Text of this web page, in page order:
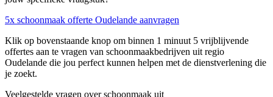
5x schoonmaak offerte Oudelande aanvragen
Klik op bovenstaande knop om binnen 1 minuut 5 vrijblijvende
offertes aan te vragen van schoonmaakbedrijven uit regio
Oudelande die jou perfect kunnen helpen met de dienstverlening die
je zoekt.
Veelgestelde vragen over schoonmaak uit